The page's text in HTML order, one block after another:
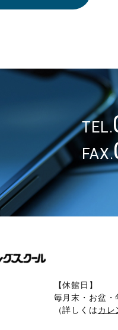
TEL.
FAX.
【休館日】
毎月末・お盆・
（詳しくはカレ